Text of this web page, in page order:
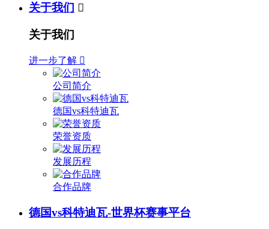
关于我们 
关于我们
进一步了解 
公司简介
德国vs科特迪瓦
荣誉资质
发展历程
合作品牌
德国vs科特迪瓦-世界杯赛事平台